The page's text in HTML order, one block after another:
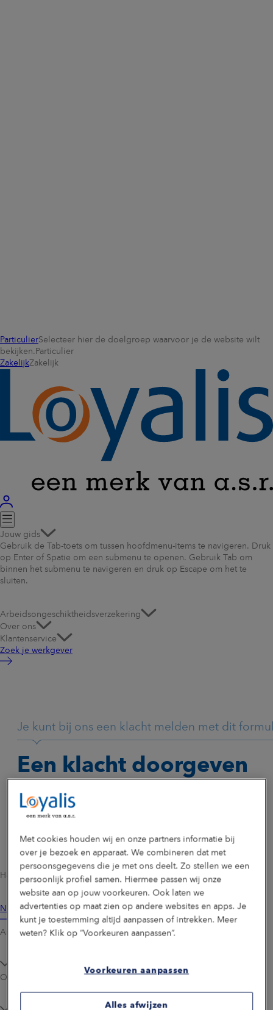
ParticulierSelecteer hier de doelgroep waarvoor je de website wilt
bekijken. Particulier
ZakelijkZakelijk
Jouw gids
Gebruik de Tab-toets om tussen hoofdmenu-items te navigeren. Druk
op Enter of Spatie om een submenu te openen. Gebruik Tab om
binnen het submenu te navigeren en druk op Escape om het te
sluiten.
Arbeidsongeschiktheidsverzekering
Over ons
Klantenservice
Zoek je werkgever
Je kunt bij ons een klacht melden met dit
Een klacht doorgeven
Heb je een vraag of wil je iets doorgeven of wijzigen?
Neem contact op
Arbeidsongeschikt­heidsverzekering
Over ons
Met cookies houden wij en onze partners informatie bij
over je bezoek en apparaat. We combineren dat met
persoonsgegevens die je met ons deelt. Zo stellen we een
persoonlijk profiel samen. Hiermee passen wij onze
website aan op jouw voorkeuren. Ook laten we
advertenties op maat zien op andere websites en apps. Je
kunt je toestemming altijd aanpassen of intrekken. Meer
weten? Klik op “Voorkeuren aanpassen”.
Voorkeuren aanpassen
Alles afwijzen